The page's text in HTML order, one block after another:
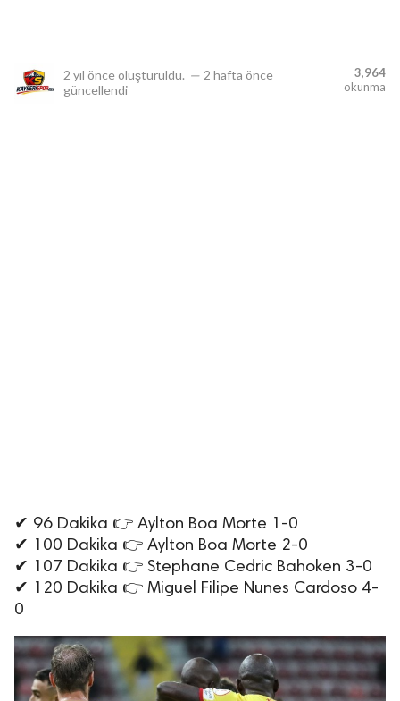
2 yıl önce oluşturuldu. — 2 hafta önce
güncellendi
3,964
okunma
✔ 96 Dakika 👉 Aylton Boa Morte 1-0
✔ 100 Dakika 👉 Aylton Boa Morte 2-0
✔ 107 Dakika 👉 Stephane Cedric Bahoken 3-0
✔ 120 Dakika 👉 Miguel Filipe Nunes Cardoso 4-
0